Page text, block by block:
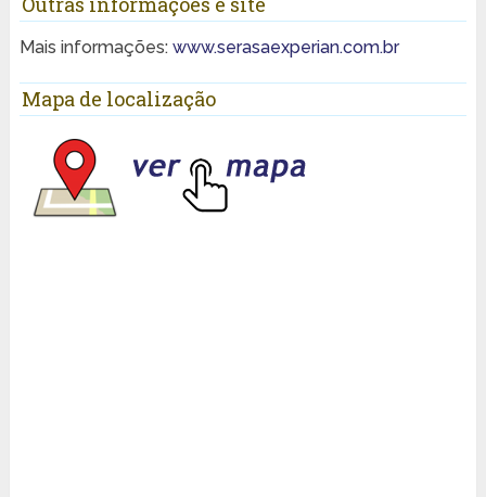
Mais informações: www.serasaexperian.com.br
Mapa de localização